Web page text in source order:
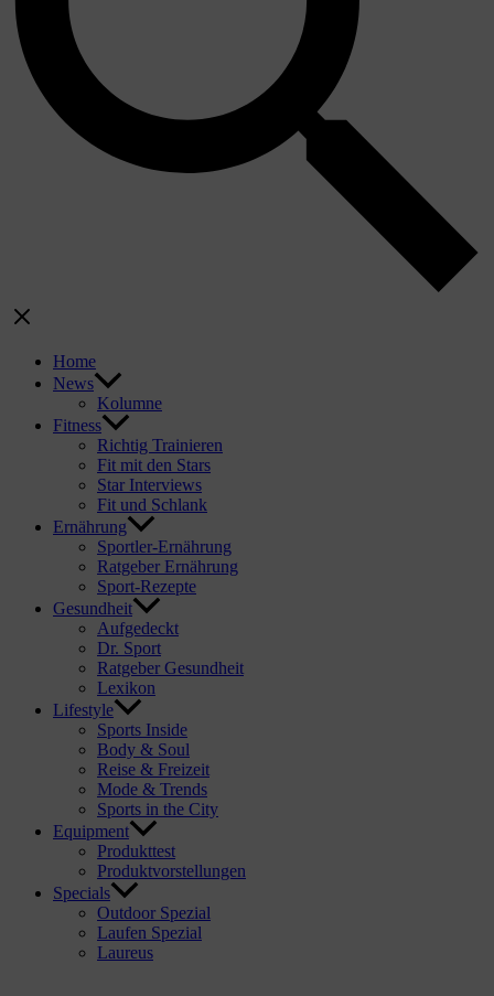
Home
News
Kolumne
Fitness
Richtig Trainieren
Fit mit den Stars
Star Interviews
Fit und Schlank
Ernährung
Sportler-Ernährung
Ratgeber Ernährung
Sport-Rezepte
Gesundheit
Aufgedeckt
Dr. Sport
Ratgeber Gesundheit
Lexikon
Lifestyle
Sports Inside
Body & Soul
Reise & Freizeit
Mode & Trends
Sports in the City
Equipment
Produkttest
Produktvorstellungen
Specials
Outdoor Spezial
Laufen Spezial
Laureus